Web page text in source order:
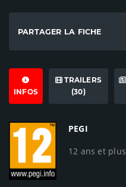
PARTAGER LA FICHE
INFOS
TRAILERS
(30)
PEGI
12 ans et plus